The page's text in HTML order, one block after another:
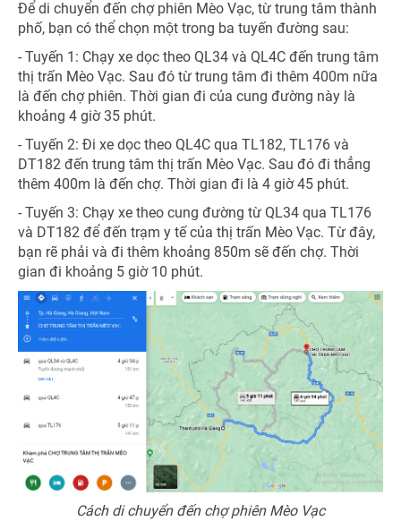
Để di chuyển đến chợ phiên Mèo Vạc, từ trung tâm thành
phố, bạn có thể chọn một trong ba tuyến đường sau:
- Tuyến 1: Chạy xe dọc theo QL34 và QL4C đến trung tâm
thị trấn Mèo Vạc. Sau đó từ trung tâm đi thêm 400m nữa
là đến chợ phiên. Thời gian đi của cung đường này là
khoảng 4 giờ 35 phút.
- Tuyến 2: Đi xe dọc theo QL4C qua TL182, TL176 và
DT182 đến trung tâm thị trấn Mèo Vạc. Sau đó đi thẳng
thêm 400m là đến chợ. Thời gian đi là 4 giờ 45 phút.
- Tuyến 3: Chạy xe theo cung đường từ QL34 qua TL176
và DT182 để đến trạm y tế của thị trấn Mèo Vạc. Từ đây,
bạn rẽ phải và đi thêm khoảng 850m sẽ đến chợ. Thời
gian đi khoảng 5 giờ 10 phút.
Cách di chuyển đến chợ phiên Mèo Vạc